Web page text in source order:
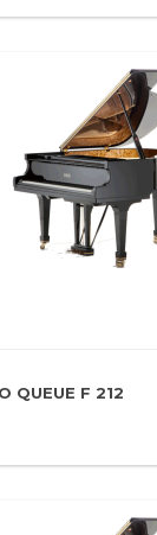
QUEUE F 212